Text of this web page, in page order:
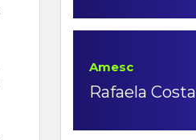
Amesc
Rafaela Costa